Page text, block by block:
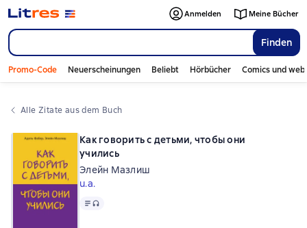
Finden
Anmelden Meine Bücher
Promo-Code Neuerscheinungen Beliebt Hörbücher Comics und
Alle Zitate aus dem Buch
Как говорить с детьми, чтобы они
учились
Элейн Мазлиш
u.a.
Text, Audioformat verfügbar